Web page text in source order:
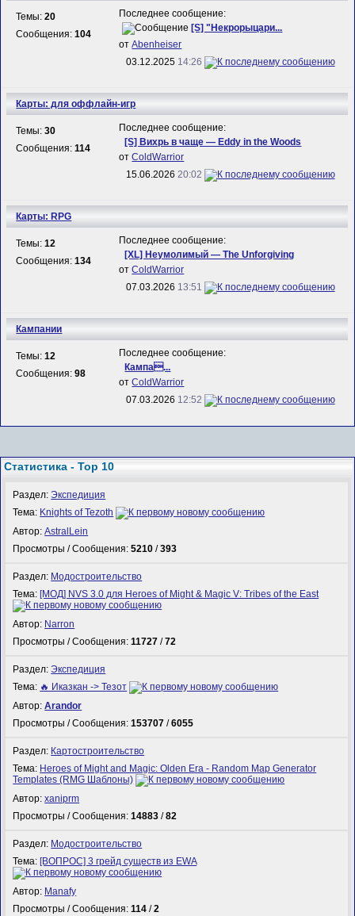
Темы:20
Сообщения:104
Последнее сообщение:
[S] "Некрорыцари...
отAbenheiser
03.12.2025 14:26
Карты: для оффлайн-игр
Темы:30
Сообщения:114
Последнее сообщение:
[S] Вихрь в чаще — Eddy in the Woods
отColdWarrior
15.06.2026 20:02
Карты: RPG
Темы:12
Сообщения:134
Последнее сообщение:
[XL] Неумолимый — The Unforgiving
отColdWarrior
07.03.2026 13:51
Кампании
Темы:12
Сообщения:98
Последнее сообщение:
Кампа...
отColdWarrior
07.03.2026 12:52
Статистика - Top 10
Раздел:Экспедиция
Тема: Knights of Tezoth
Автор:AstralLein
Просмотры / Сообщения:5210 /393
Раздел: Модостроительство
Тема: [МОД] NVS 3.0 для Heroes of Might & Magic V: Tribes of the East
Автор: Narron
Просмотры / Сообщения:11727 /72
Раздел:Экспедиция
Тема: 🔥 Иказкан -> Тезот
Автор:Arandor
Просмотры / Сообщения:153707 /6055
Раздел: Картостроительство
Тема: Heroes of Might and Magic: Olden Era - Random Map Generator
Templates (RMG Шаблоны)
Автор:xaniprm
Просмотры / Сообщения:14883 /82
Раздел: Модостроительство
Тема: [ВОПРОС] 3 грейд существ из EWA
Автор: Manafy
Просмотры / Сообщения:114 /2